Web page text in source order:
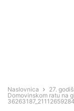
Naslovnica
27.
Domovinskom ratu na